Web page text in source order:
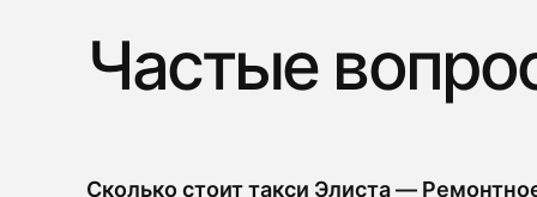
Частые
Сколько стоит такси Элиста —